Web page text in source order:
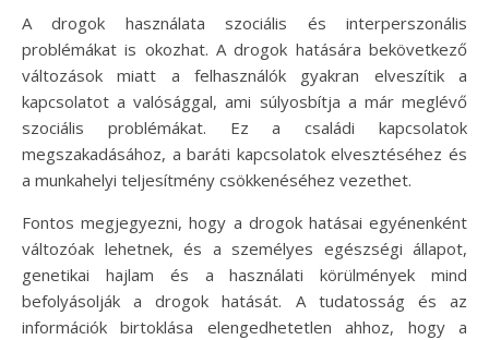
A drogok használata szociális és interperszonális
problémákat is okozhat. A drogok hatására bekövetkező
változások miatt a felhasználók gyakran elveszítik a
kapcsolatot a valósággal, ami súlyosbítja a már meglévő
szociális problémákat. Ez a családi kapcsolatok
megszakadásához, a baráti kapcsolatok elvesztéséhez és
a munkahelyi teljesítmény csökkenéséhez vezethet.
Fontos megjegyezni, hogy a drogok hatásai egyénenként
változóak lehetnek, és a személyes egészségi állapot,
genetikai hajlam és a használati körülmények mind
befolyásolják a drogok hatását. A tudatosság és az
információk birtoklása elengedhetetlen ahhoz, hogy a